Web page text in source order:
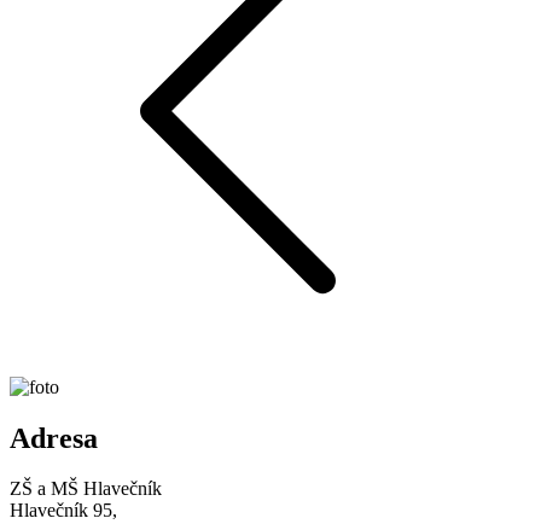
Adresa
ZŠ a MŠ Hlavečník
Hlavečník 95,